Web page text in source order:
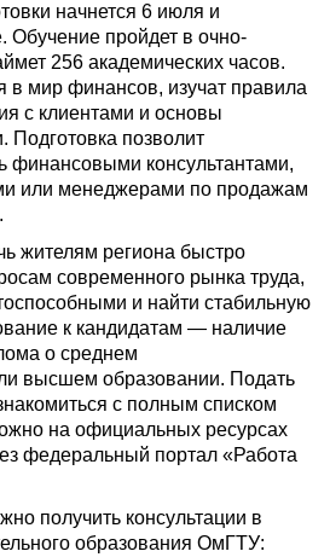
начнется 6 июля и
Обучение пройдет в очно-
256 академических часов.
в мир финансов, изучат правила
с клиентами и основы
Подготовка позволит
финансовыми консультантами,
или менеджерами по продажам
жителям региона быстро
современного рынка труда,
и найти стабильную
к кандидатам — наличие
о среднем
высшем образовании. Подать
с полным списком
на официальных ресурсах
федеральный портал «Работа
получить консультации в
образования ОмГТУ: